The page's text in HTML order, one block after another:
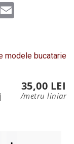
Email
modele bucatarie
35,00 LEI
/metru liniar